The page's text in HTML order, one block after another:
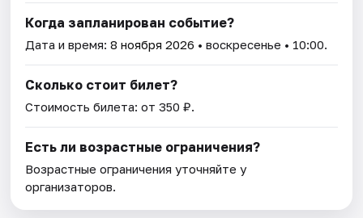
Когда запланирован событие?
Дата и время:8 ноября 2026 • воскресенье • 10:00.
Сколько стоит билет?
Стоимость билета: от 350 ₽.
Есть ли возрастные ограничения?
Возрастные ограничения уточняйте у
организаторов.